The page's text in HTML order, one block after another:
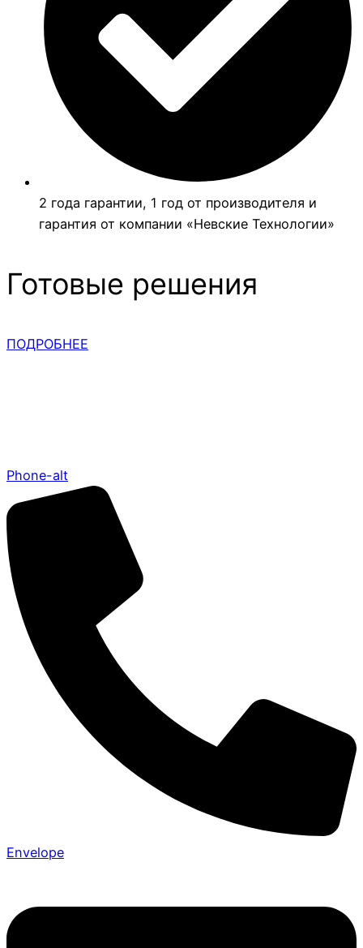
2 года гарантии, 1 год от производителя и
гарантия от компании «Невские Технологии»
Готовые решения
ПОДРОБНЕЕ
Phone-alt
Envelope